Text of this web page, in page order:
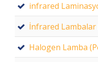
infrared
İnfrared Lambalar
Halogen Lamba